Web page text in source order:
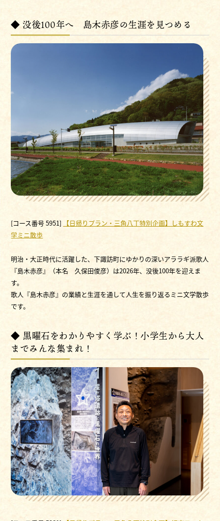
◆ 没後100年へ 島木赤彦の生涯を見つめる
[コース番号 5951]
【日帰りプラン・三角八丁特別企画】しもすわ文
学ミニ散歩
明治・大正時代に活躍した、下諏訪町にゆかりの深いアララギ派歌人
『島木赤彦』（本名 久保田俊彦）は2026年、没後100年を迎えま
す。
歌人『島木赤彦』の業績と生涯を通して人生を振り返るミニ文学散歩
です。
◆ 黒曜石をわかりやすく学ぶ！小学生から大人
までみんな集まれ！